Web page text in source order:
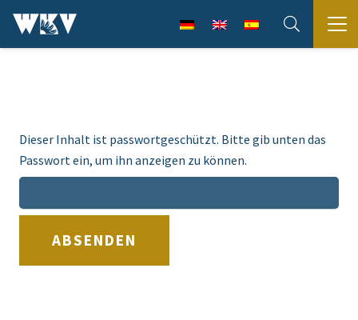
Dieser Inhalt ist passwortgeschützt. Bitte gib unten das
Passwort ein, um ihn anzeigen zu können.